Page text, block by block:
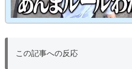
この記事への反応